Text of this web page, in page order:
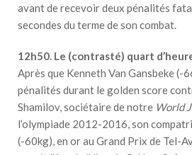
avant de recevoir deux pénalités
secondes du terme de son combat.
12h50. Le (contrasté) quart
Après que Kenneth Van Gansbeke (-
pénalités durant le golden score
Shamilov, sociétaire de notre World
l’olympiade 2012-2016, son
(-60kg), en or au Grand Prix de Tel-